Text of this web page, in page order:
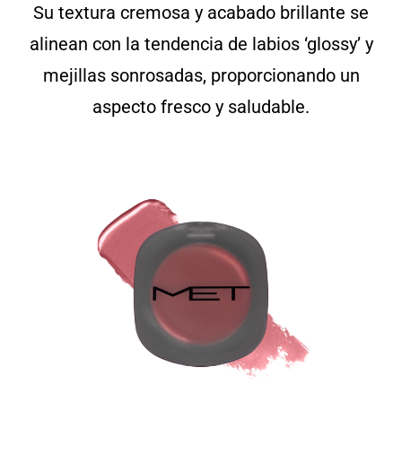
Su textura cremosa y acabado brillante se
alinean con la tendencia de labios ‘glossy’ y
mejillas sonrosadas, proporcionando un
aspecto fresco y saludable.